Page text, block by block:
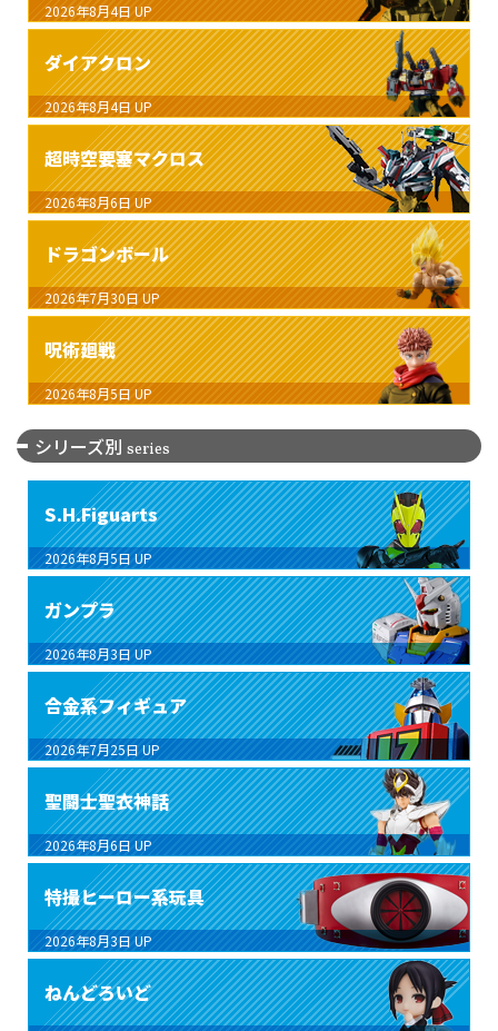
2026年8月4日 UP
ダイアクロン
2026年8月4日 UP
超時空要塞マクロス
2026年8月6日 UP
ドラゴンボール
2026年7月30日 UP
呪術廻戦
2026年8月5日 UP
シリーズ別 series
S.H.Figuarts
2026年8月5日 UP
ガンプラ
2026年8月3日 UP
合金系フィギュア
2026年7月25日 UP
聖闘士聖衣神話
2026年8月6日 UP
特撮ヒーロー系玩具
2026年8月3日 UP
ねんどろいど